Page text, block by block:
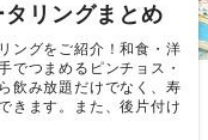
リングまとめ
ングをご紹介！和食・洋
でつまめるピンチョス・
飲み放題だけでなく、寿
きます。また、後片付け